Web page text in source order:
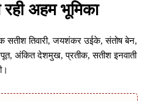
रही अहम भूमिका
सतीश तिवारी, जयशंकर उईके, संतोष बेन,
अंकित देशमुख, प्रतीक, सतीश इनवाती